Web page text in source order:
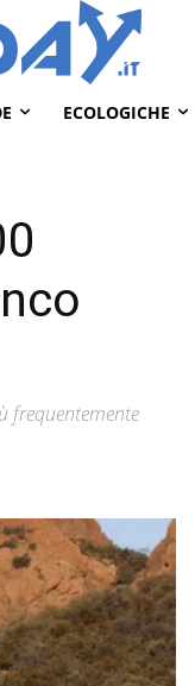
ECOLOGICHE
frequentemente